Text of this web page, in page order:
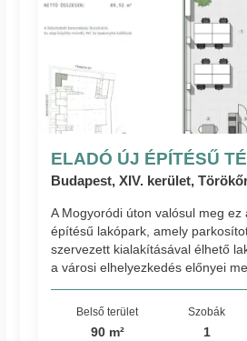
ELADÓ ÚJ ÉPÍTÉSŰ
Budapest, XIV. kerület,
A Mogyoródi úton valósul meg ez
építésű lakópark, amely
szervezett kialakításával élhető
a városi elhelyezkedés előnyei
Belső terület
90 m²
Szobák
1